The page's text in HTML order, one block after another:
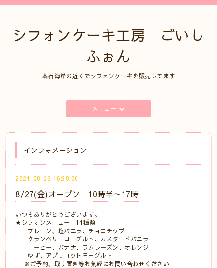
シフォンケーキ工房 ごいし
ふぉん
碁石海岸の近くでシフォンケーキを販売してます
メニュー
インフォメーション
2021-08-26 16:38:00
8/27(金)オープン 10時半～17時
いつもありがとうございます。
★シフォンメニュー 11種類
プレーン、塩バニラ、チョコチップ
クランベリーヨーグルト、カスタードバニラ
コーヒー、バナナ、ラムレーズン、オレンジ
ゆず、アプリコットヨーグルト
※ご予約、取り置き等お気軽にお問い合わせください